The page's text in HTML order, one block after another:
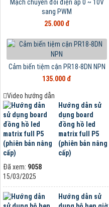
Mạch chuyển đổi điện áp 0 ~ 10V
sang PWM
25.000 đ
Cảm biến tiệm cận PR18-8DN NPN
135.000 đ
Video hướng dẫn
Hướng dẫn sử
dụng board
đồng hồ led
matrix full P5
(phiên bản nâng
cấp)
Đã xem: 9058
15/03/2025
Hướng dẫn sử